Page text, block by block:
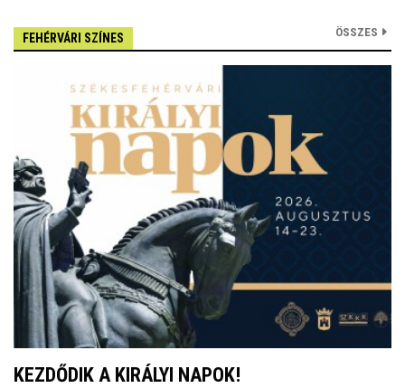
FEHÉRVÁRI SZÍNES ÖSSZES
KEZDŐDIK A KIRÁLYI NAPOK!